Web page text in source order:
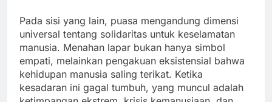
Pada sisi yang lain, puasa mengandung dimensi
universal tentang solidaritas untuk keselamatan
manusia. Menahan lapar bukan hanya simbol
empati, melainkan pengakuan eksistensial bahwa
kehidupan manusia saling terikat. Ketika
kesadaran ini gagal tumbuh, yang muncul adalah